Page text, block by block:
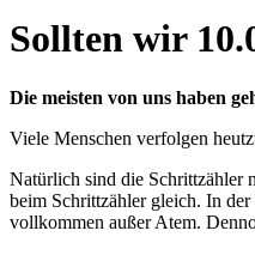
Sollten wir
Die meisten von uns haben
Viele Menschen verfolgen
Natürlich sind die Schrittzähler
beim Schrittzähler gleich. In
vollkommen außer Atem.